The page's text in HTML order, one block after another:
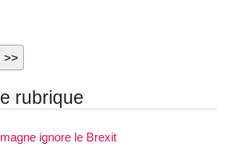
rubrique
ignore le Brexit